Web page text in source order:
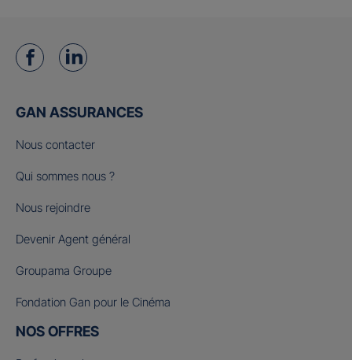
GAN ASSURANCES
Nous contacter
Qui sommes nous ?
Nous rejoindre
Devenir Agent général
Groupama Groupe
Fondation Gan pour le Cinéma
NOS OFFRES